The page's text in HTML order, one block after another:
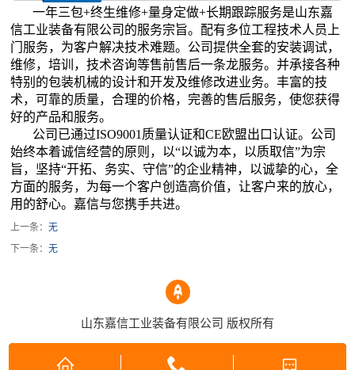
一年三包+终生维修+量身定做+长期跟踪服务是山东嘉
信工业装备有限公司的服务宗旨。配有多位工程技术人员上
门服务，为客户解决技术难题。公司提供全套的安装调试，
维修，培训，技术咨询等售前售后一条龙服务。并承接各种
特别的包装机械的设计和开发及维修改进业务。丰富的技
术，可靠的质量，合理的价格，完善的售后服务，使您获得
好的产品和服务。
公司已通过ISO9001质量认证和CE欧盟出口认证。公司
始终本着诚信经营的原则，以“以诚为本，以质取信”为宗
旨，坚持“开拓、务实、守信”的企业精神，以诚挚的心，全
方面的服务，为每一个客户创造高价值，让客户来的放心，
用的舒心。嘉信与您携手共进。
上一条：无
下一条：无
山东嘉信工业装备有限公司 版权所有